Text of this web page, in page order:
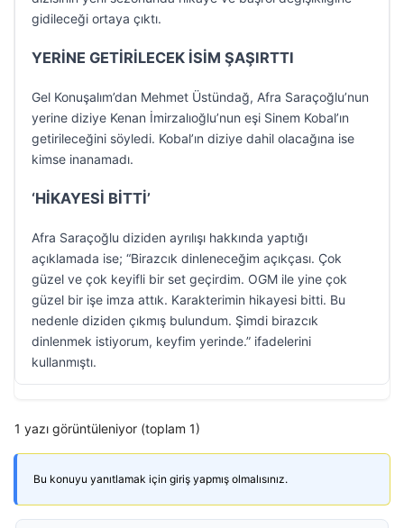
gidileceği ortaya çıktı.
YERİNE GETİRİLECEK İSİM ŞAŞIRTTI
Gel Konuşalım’dan Mehmet Üstündağ, Afra Saraçoğlu’nun
yerine diziye Kenan İmirzalıoğlu’nun eşi Sinem Kobal’ın
getirileceğini söyledi. Kobal’ın diziye dahil olacağına ise
kimse inanamadı.
‘HİKAYESİ BİTTİ’
Afra Saraçoğlu diziden ayrılışı hakkında yaptığı
açıklamada ise; “Birazcık dinleneceğim açıkçası. Çok
güzel ve çok keyifli bir set geçirdim. OGM ile yine çok
güzel bir işe imza attık. Karakterimin hikayesi bitti. Bu
nedenle diziden çıkmış bulundum. Şimdi birazcık
dinlenmek istiyorum, keyfim yerinde.” ifadelerini
kullanmıştı.
1 yazı görüntüleniyor (toplam 1)
Bu konuyu yanıtlamak için giriş yapmış olmalısınız.